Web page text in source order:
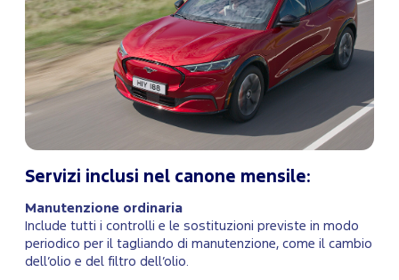
Servizi inclusi nel canone mensile:
Manutenzione ordinaria
Include tutti i controlli e le sostituzioni previste in modo
periodico per il tagliando di manutenzione, come il cambio
dell’olio e del filtro dell’olio.